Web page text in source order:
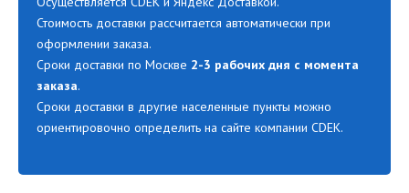
Стоимость доставки рассчитается автоматически при
оформлении заказа.
Сроки доставки по Москве 2-3 рабочих дня с момента
заказа.
Сроки доставки в другие населенные пункты можно
ориентировочно определить на сайте компании CDEK.